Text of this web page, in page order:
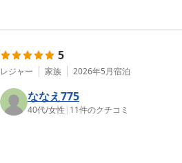
5
レジャー 家族 2026年5月宿泊
ななえ775
40代/女性 | 11件のクチコミ